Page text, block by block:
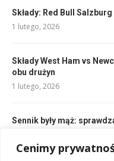
Cenimy
Składy: Red Bull
1 lutego, 2026
Składy West Ham vs
obu drużyn
1 lutego, 2026
Sennik były mąż: